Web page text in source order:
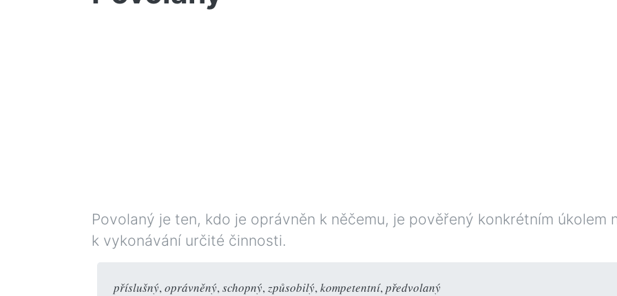
Povolaný je ten, kdo je oprávněn k něčemu, je pověřený konkrétním
k vykonávání určité činnosti.
příslušný, oprávněný, schopný, způsobilý, kompetentní, předvolaný